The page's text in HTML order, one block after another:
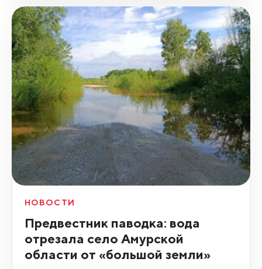
НОВОСТИ
Предвестник паводка: вода
отрезала село Амурской
области от «большой земли»